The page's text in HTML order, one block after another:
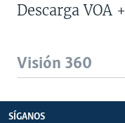
Descarga VOA +
Visión 360
SÍGANOS